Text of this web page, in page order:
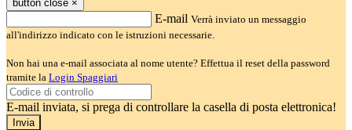
button close ×
E-mail Verrà inviato un messaggio
all'indirizzo indicato con le istruzioni necessarie.
Non hai una e-mail associata al nome utente? Effettua il reset della password
tramite la Login Spaggiari
E-mail inviata, si prega di controllare la casella di posta elettronica!